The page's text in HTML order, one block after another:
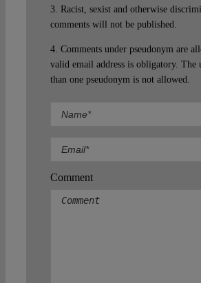
3. Racist, sexist and otherwise
comments will not be published.
4. Comments under pseudonym are
valid email address is obligatory. The
than one pseudonym is not allowed.
Comment